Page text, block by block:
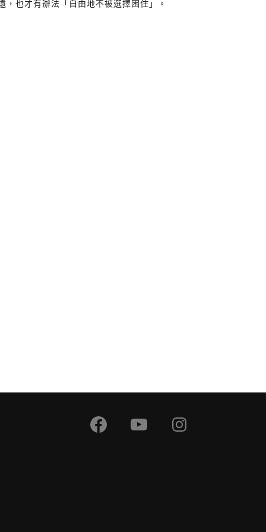
也才有辦法「自由地不被選擇困住」。